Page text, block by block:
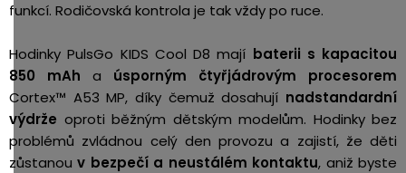
funkcí. Rodičovská kontrola je tak vždy po ruce.
Hodinky PulsGo KIDS Cool D8 mají baterii s kapacitou
850 mAh a úsporným čtyřjádrovým procesorem
Cortex™ A53 MP, díky čemuž dosahují nadstandardní
výdrže oproti běžným dětským modelům. Hodinky bez
problémů zvládnou celý den provozu a zajistí, že děti
zůstanouv bezpečí a neustálém kontaktu, aniž byste